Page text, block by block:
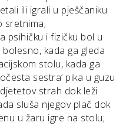
ili igrali u pješčaniku
sretnima;
psihičku i fizičku bol u
kada ga gleda
stolu, kada ga
sestra’ pika u guzu
strah dok leži
sluša njegov plač dok
u žaru igre na stolu;